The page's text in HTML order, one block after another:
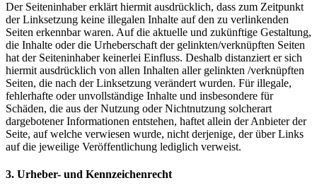
Der Seiteninhaber erklärt hiermit ausdrücklich, dass zum Zeitpunkt
der Linksetzung keine illegalen Inhalte auf den zu verlinkenden
Seiten erkennbar waren. Auf die aktuelle und zukünftige Gestaltung,
die Inhalte oder die Urheberschaft der gelinkten/verknüpften Seiten
hat der Seiteninhaber keinerlei Einfluss. Deshalb distanziert er sich
hiermit ausdrücklich von allen Inhalten aller gelinkten /verknüpften
Seiten, die nach der Linksetzung verändert wurden. Für illegale,
fehlerhafte oder unvollständige Inhalte und insbesondere für
Schäden, die aus der Nutzung oder Nichtnutzung solcherart
dargebotener Informationen entstehen, haftet allein der Anbieter der
Seite, auf welche verwiesen wurde, nicht derjenige, der über Links
auf die jeweilige Veröffentlichung lediglich verweist.
3. Urheber- und Kennzeichenrecht